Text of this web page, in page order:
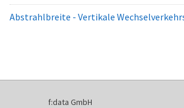
Abstrahlbreite - Vertikale
f:data GmbH